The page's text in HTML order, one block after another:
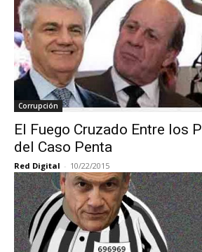
Corrupción
El Fuego Cruzado Entre los
del Caso Penta
Red Digital - 10/22/2015